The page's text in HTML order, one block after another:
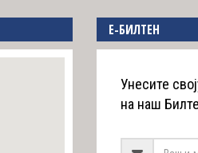
E-БИЛТЕН
Унесите
на наш